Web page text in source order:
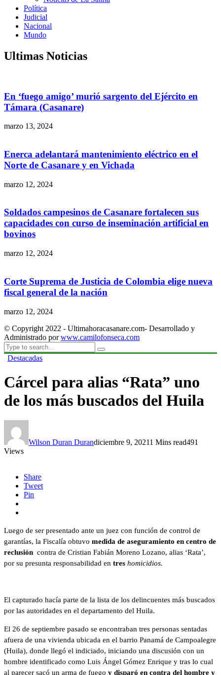
Política
Judicial
Nacional
Mundo
Ultimas Noticias
En ‘fuego amigo’ murió sargento del Ejército en
Támara (Casanare)
marzo 13, 2024
Enerca adelantará mantenimiento eléctrico en el
Norte de Casanare y en Vichada
marzo 12, 2024
Soldados campesinos de Casanare fortalecen sus
capacidades con curso de inseminación artificial en
bovinos
marzo 12, 2024
Corte Suprema de Justicia de Colombia elige nueva
fiscal general de la nación
marzo 12, 2024
© Copyright 2022 - Ultimahoracasanare.com- Desarrollado y
Administrado porwww.camilofonseca.com
Destacadas
Cárcel para alias “Rata” uno
de los más buscados del Huila
Wilson Duran Durandiciembre 9, 20211 Mins read491
Views
Share
Tweet
Pin
Luego de ser presentado ante un juez con función de control de
garantías, la Fiscalía obtuvo medida de aseguramiento en centro de
reclusión contra de Cristian Fabián Moreno Lozano, alias ‘Rata’,
por su presunta responsabilidad en tres homicidios.
El capturado hacía parte de la lista de los delincuentes más buscados
por las autoridades en el departamento del Huila.
El 26 de septiembre pasado se encontraban tres personas sentadas
afuera de una vivienda ubicada en el barrio Panamá de Campoalegre
(Huila), donde llegó el indiciado, iniciando una discusión con un
hombre identificado como Luis Ángel Gómez Enrique y tras lo cual
al parecer sacó un arma de fuego y disparó en contra del hombre y